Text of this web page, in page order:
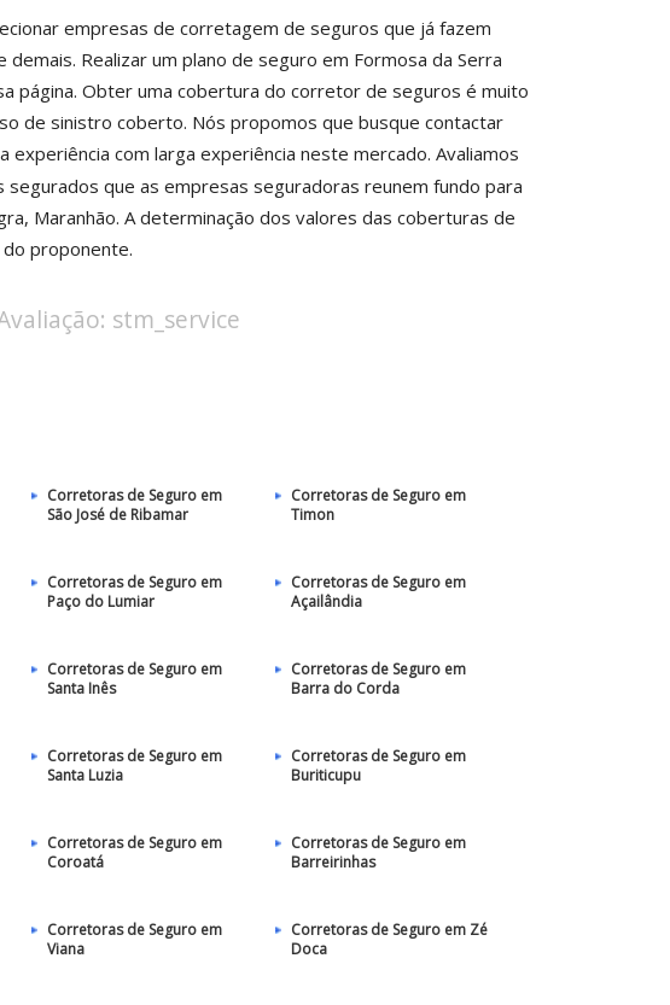
empresas de corretagem de seguros que já fazem
Realizar um plano de seguro em Formosa da Serra
página. Obter uma cobertura do corretor de seguros é muito
de sinistro coberto. Nós propomos que busque contactar
experiência com larga experiência neste mercado. Avaliamos
que as empresas seguradoras reunem fundo para
Maranhão. A determinação dos valores das coberturas de
proponente.
stm_service
Corretoras de Seguro em
São José de Ribamar
Corretoras de Seguro em
Timon
Corretoras de Seguro em
Paço do Lumiar
Corretoras de Seguro em
Açailândia
Corretoras de Seguro em
Santa Inês
Corretoras de Seguro em
Barra do Corda
Corretoras de Seguro em
Santa Luzia
Corretoras de Seguro em
Buriticupu
Corretoras de Seguro em
Coroatá
Corretoras de Seguro em
Barreirinhas
Corretoras de Seguro em
Viana
Corretoras de Seguro em Zé
Doca